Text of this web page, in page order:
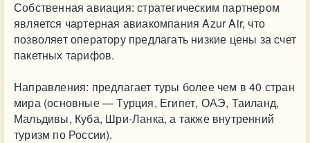
Собственная авиация: стратегическим партнером
является чартерная авиакомпания Azur Air, что
позволяет оператору предлагать низкие цены за счет
пакетных тарифов.
Направления: предлагает туры более чем в 40 стран
мира (основные — Турция, Египет, ОАЭ, Таиланд,
Мальдивы, Куба, Шри-Ланка, а также внутренний
туризм по России).